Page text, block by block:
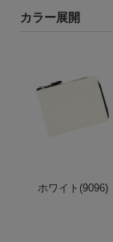
カラー展開
ホワイト(9096)